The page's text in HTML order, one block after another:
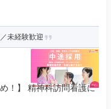
未経験歓迎
！】 精神科訪問看護に